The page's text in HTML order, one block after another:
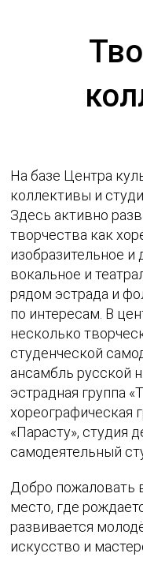
На базе Центра
коллективы и
Здесь активно
творчества как
изобразительное и
вокальное и
рядом эстрада и
по интересам. В
несколько
студенческой
ансамбль русской
эстрадная группа
хореографическая
«Парасту», студия
самодеятельный
Добро пожаловать
место, где
развивается
искусство и